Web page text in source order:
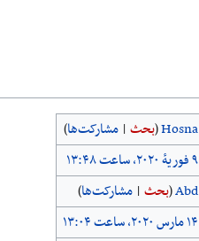
Hosna
(بحث | مشارکت‌ها)
Abd
(بحث | مشارکت‌ها)